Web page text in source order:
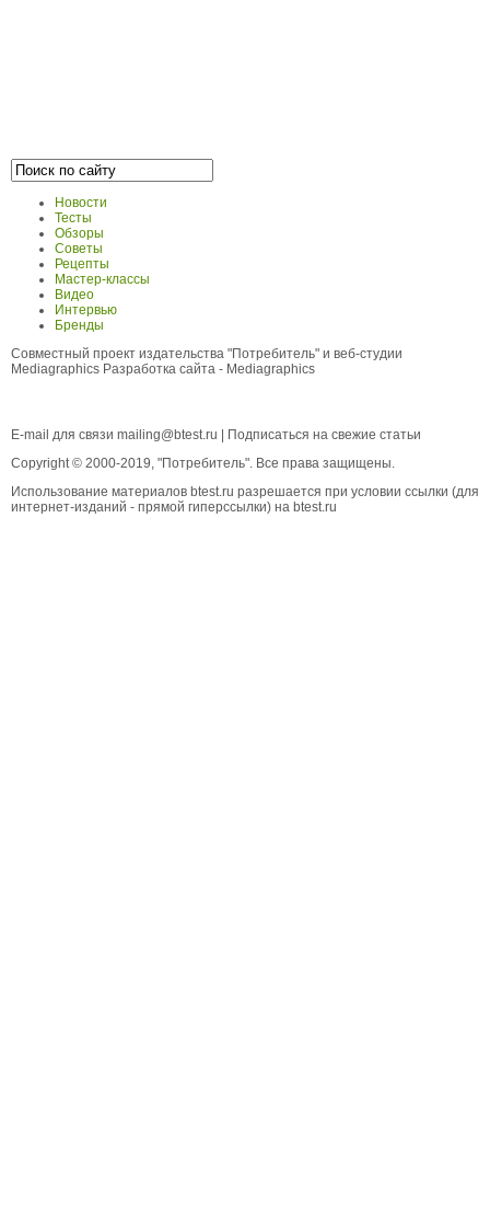
Новости
Тесты
Обзоры
Советы
Рецепты
Мастер-классы
Видео
Интервью
Бренды
Совместный проект издательства "Потребитель" и веб-студии
Mediagraphics Разработка сайта - Mediagraphics
E-mail для связи mailing@btest.ru | Подписаться на свежие статьи
Copyright © 2000-2019, "Потребитель". Все права защищены.
Использование материалов btest.ru разрешается при условии ссылки (для
интернет-изданий - прямой гиперссылки) на btest.ru